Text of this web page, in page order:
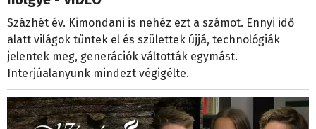
Százhét év. Kimondani is nehéz ezt a számot. Ennyi idő
alatt világok tűntek el és születtek újjá, technológiák
jelentek meg, generációk váltották egymást.
Interjúalanyunk mindezt végigélte.